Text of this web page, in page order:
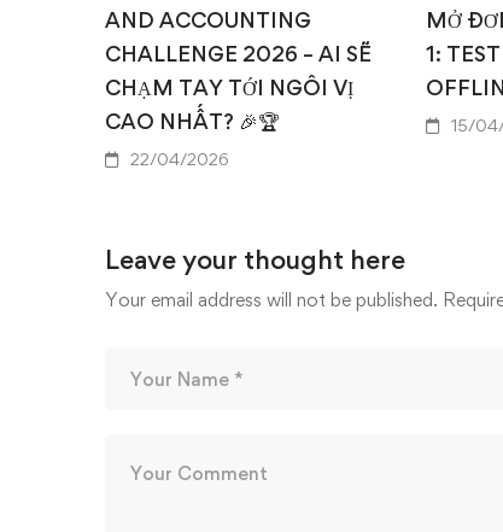
AND ACCOUNTING
CHALLENGE 2026 – AI SẼ
CHẠM TAY TỚI NGÔI VỊ
CAO NHẤT? 🎉🏆
22/04/2026
MỞ
1:
15/
Leave your thought here
Your email address will not be published.